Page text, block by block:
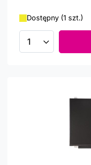
Dostępny (1 szt.)
Ilość produktów